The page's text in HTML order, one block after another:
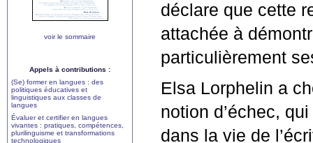
déclare que cette
attachée à
particulièrement
Elsa Lorphelin a
notion d’échec,
dans la vie de
voir le sommaire
Appels à contributions :
(Se) former en langues : des
politiques éducatives et
linguistiques aux classes de
langues
Évaluer et certifier en langues
vivantes : pratiques, compétences,
plurilinguisme et transformations
technologiques